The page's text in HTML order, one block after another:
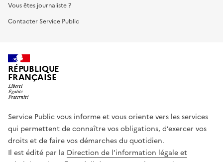
Vous êtes journaliste ?
Contacter Service Public
RÉPUBLIQUE
FRANÇAISE
Service Public vous informe et vous oriente vers les services
qui permettent de connaître vos obligations, d’exercer vos
droits et de faire vos démarches du quotidien.
Il est édité par la Direction de l’information légale et